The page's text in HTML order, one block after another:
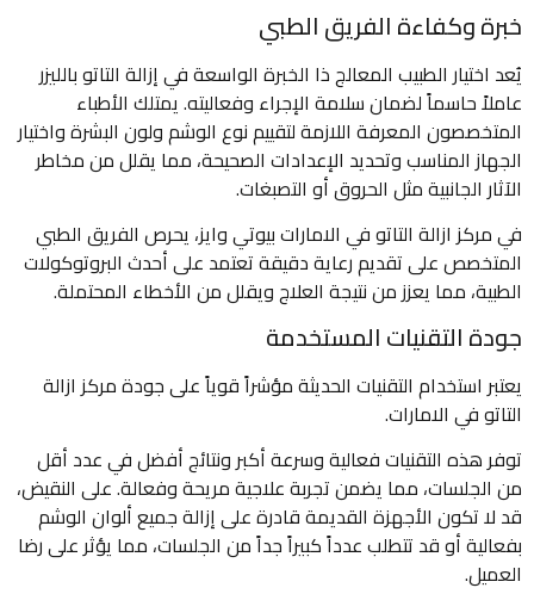
خبرة وكفاءة الفريق الطبي
يُعد اختيار الطبيب المعالج ذا الخبرة الواسعة في إزالة التاتو بالليزر
عاملاً حاسماً لضمان سلامة الإجراء وفعاليته. يمتلك الأطباء
المتخصصون المعرفة اللازمة لتقييم نوع الوشم ولون البشرة واختيار
الجهاز المناسب وتحديد الإعدادات الصحيحة، مما يقلل من مخاطر
الآثار الجانبية مثل الحروق أو التصبغات.
في مركز ازالة التاتو في الامارات بيوتي وايز، يحرص الفريق الطبي
المتخصص على تقديم رعاية دقيقة تعتمد على أحدث البروتوكولات
الطبية، مما يعزز من نتيجة العلاج ويقلل من الأخطاء المحتملة.
جودة التقنيات المستخدمة
يعتبر استخدام التقنيات الحديثة مؤشراً قوياً على جودة مركز ازالة
التاتو في الامارات.
توفر هذه التقنيات فعالية وسرعة أكبر ونتائج أفضل في عدد أقل
من الجلسات، مما يضمن تجربة علاجية مريحة وفعالة. على النقيض،
قد لا تكون الأجهزة القديمة قادرة على إزالة جميع ألوان الوشم
بفعالية أو قد تتطلب عدداً كبيراً جداً من الجلسات، مما يؤثر على رضا
العميل.